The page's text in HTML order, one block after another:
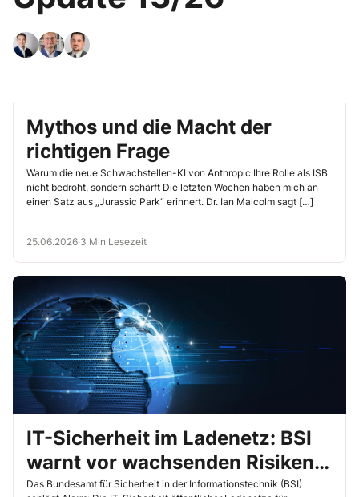
Mythos und die Macht der
richtigen Frage
Warum die neue Schwachstellen-KI von Anthropic Ihre Rolle als ISB
nicht bedroht, sondern schärft Die letzten Wochen haben mich an
einen Satz aus „Jurassic Park“ erinnert. Dr. Ian Malcolm sagt […]
25.06.2026·3 Min Lesezeit
IT-Sicherheit im Ladenetz: BSI
warnt vor wachsenden Risiken
für die Netzstabilität
Das Bundesamt für Sicherheit in der Informationstechnik (BSI)